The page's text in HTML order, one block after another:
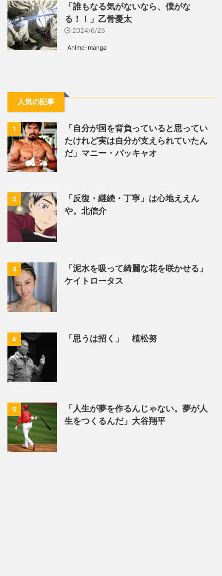
「誰もなる気がないなら、僕がな
る！！」乙骨憂太
2024/6/25
Anime-manga
人気の記事
1
「自分が国を背負っていると思ってい
たけれど実は自分が支えられていたん
だ」マニー・パッキャオ
2
「反復・継続・丁寧」は心地ええん
や。北信介
3
「泥水を吸って綺麗な花を咲かせる」
ケイトロータス
4 「思うは招く」 植松努
5
「人生が夢を作るんじゃない。夢が人
生をつくるんだ」大谷翔平